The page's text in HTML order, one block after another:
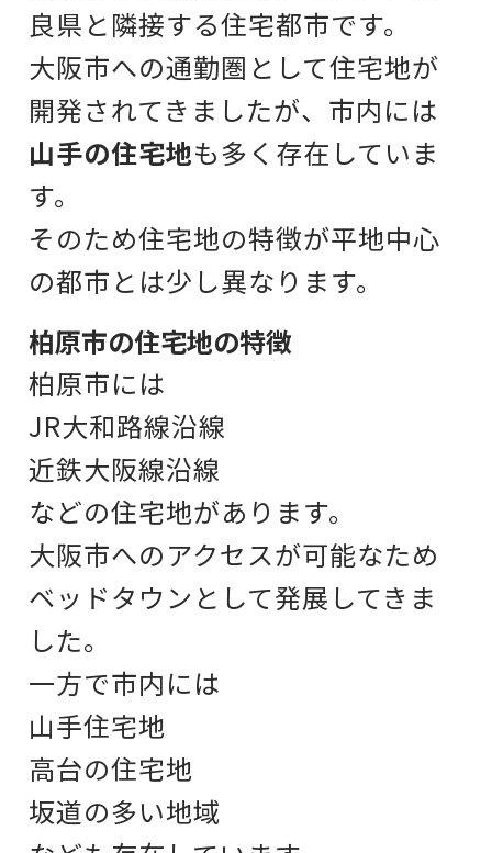
良県と隣接する住宅都市です。
大阪市への通勤圏として住宅地が
開発されてきましたが、 市内には
山手の住宅地も多く存在していま
す。
そのため住宅地の特徴が平地中心
の都市とは少し異なります。
柏原市の住宅地の特徴
柏原市には
JR大和路線沿線
近鉄大阪線沿線
などの住宅地があります。
大阪市へのアクセスが可能なため
ベッドタウンとして発展してきま
した。
一方で市内には
山手住宅地
高台の住宅地
坂道の多い地域